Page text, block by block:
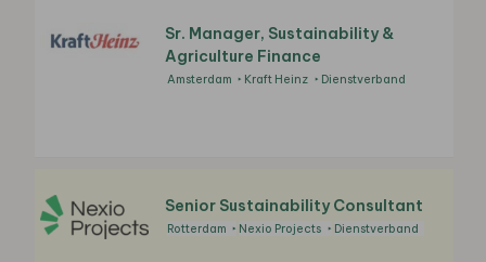
Sr. Manager, Sustainability &
Agriculture Finance
Amsterdam Kraft Heinz Dienstverband
Senior Sustainability Consultant
Rotterdam Nexio Projects Dienstverband